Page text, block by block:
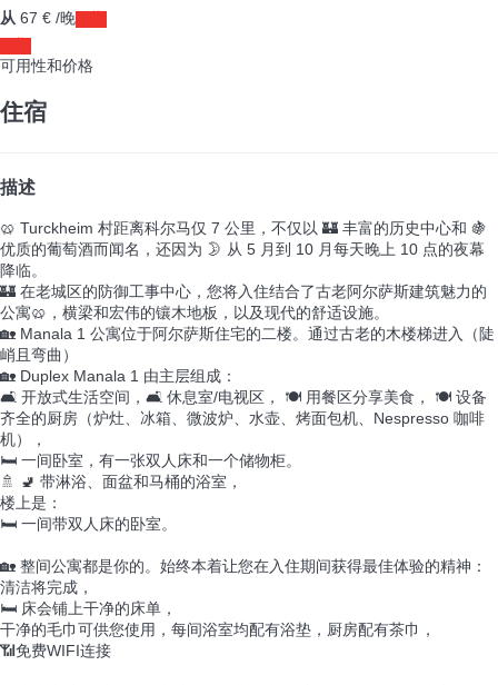
从67 € /晚
可用性和价格
住宿
描述
🥨 Turckheim 村距离科尔马仅 7 公里，不仅以 🏰 丰富的历史中心和 🍇
优质的葡萄酒而闻名，还因为 🌛 从 5 月到 10 月每天晚上 10 点的夜幕
降临。
🏰 在老城区的防御工事中心，您将入住结合了古老阿尔萨斯建筑魅力的
公寓🥨，横梁和宏伟的镶木地板，以及现代的舒适设施。
🏡 Manala 1 公寓位于阿尔萨斯住宅的二楼。通过古老的木楼梯进入（陡
峭且弯曲）
🏡 Duplex Manala 1 由主层组成：
🛋️ 开放式生活空间，🛋️ 休息室/电视区， 🍽️ 用餐区分享美食， 🍽️ 设备
齐全的厨房（炉灶、冰箱、微波炉、水壶、烤面包机、Nespresso 咖啡
机），
🛏️ 一间卧室，有一张双人床和一个储物柜。
🚿 🚽 带淋浴、面盆和马桶的浴室，
楼上是：
🛏️ 一间带双人床的卧室。
🏡 整间公寓都是你的。始终本着让您在入住期间获得最佳体验的精神：
清洁将完成，
🛏️ 床会铺上干净的床单，
干净的毛巾可供您使用，每间浴室均配有浴垫，厨房配有茶巾，
📶免费WIFI连接